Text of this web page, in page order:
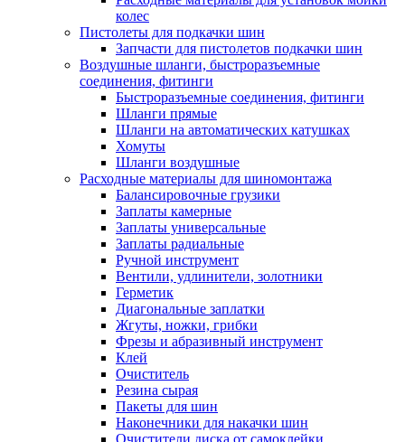
колес
Пистолеты для подкачки шин
Запчасти для пистолетов подкачки шин
Воздушные шланги, быстроразъемные
соединения, фитинги
Быстроразъемные соединения, фитинги
Шланги прямые
Шланги на автоматических катушках
Хомуты
Шланги воздушные
Расходные материалы для шиномонтажа
Балансировочные грузики
Заплаты камерные
Заплаты универсальные
Заплаты радиальные
Ручной инструмент
Вентили, удлинители, золотники
Герметик
Диагональные заплатки
Жгуты, ножки, грибки
Фрезы и абразивный инструмент
Клей
Очиститель
Резина сырая
Пакеты для шин
Наконечники для накачки шин
Очистители диска от самоклейки